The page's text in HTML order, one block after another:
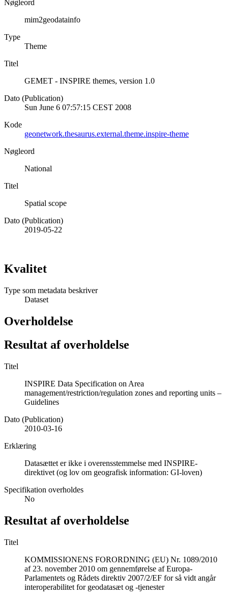
Nøgleord
mim2geodatainfo
Type
Theme
Titel
GEMET - INSPIRE themes, version 1.0
Dato (Publication)
Sun June 6 07:57:15 CEST 2008
Kode
geonetwork.thesaurus.external.theme.inspire-theme
Nøgleord
National
Titel
Spatial scope
Dato (Publication)
2019-05-22
Kvalitet
Type som metadata beskriver
Dataset
Overholdelse
Resultat af overholdelse
Titel
INSPIRE Data Specification on Area
management/restriction/regulation zones and reporting units –
Guidelines
Dato (Publication)
2010-03-16
Erklæring
Datasættet er ikke i overensstemmelse med INSPIRE-
direktivet (og lov om geografisk information: GI-loven)
Specifikation overholdes
No
Resultat af overholdelse
Titel
KOMMISSIONENS FORORDNING (EU) Nr. 1089/2010
af 23. november 2010 om gennemførelse af Europa-
Parlamentets og Rådets direktiv 2007/2/EF for så vidt angår
interoperabilitet for geodatasæt og -tjenester